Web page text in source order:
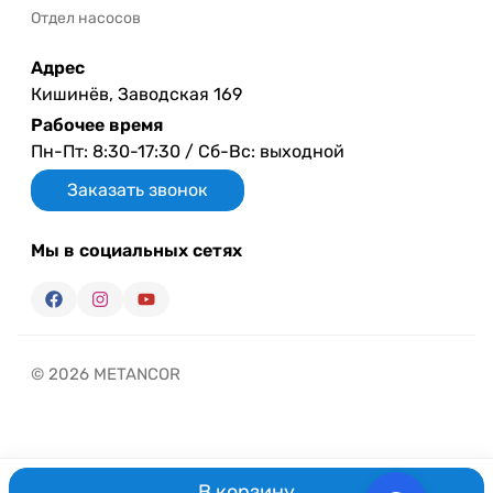
Отдел насосов
Адрес
Кишинёв, Заводская 169
Рабочее время
Пн-Пт: 8:30-17:30 / Сб-Вс: выходной
Заказать звонок
Мы в социальных сетях
© 2026 METANCOR